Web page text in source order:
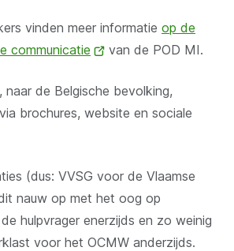
vinden meer informatie op de
communicatie
(opent
venster)
van de POD MI.
de Belgische bevolking,
brochures, website en sociale
(dus: VVSG voor de Vlaamse
nauw op met het oog op
hulpvrager enerzijds en zo weinig
voor het OCMW anderzijds.